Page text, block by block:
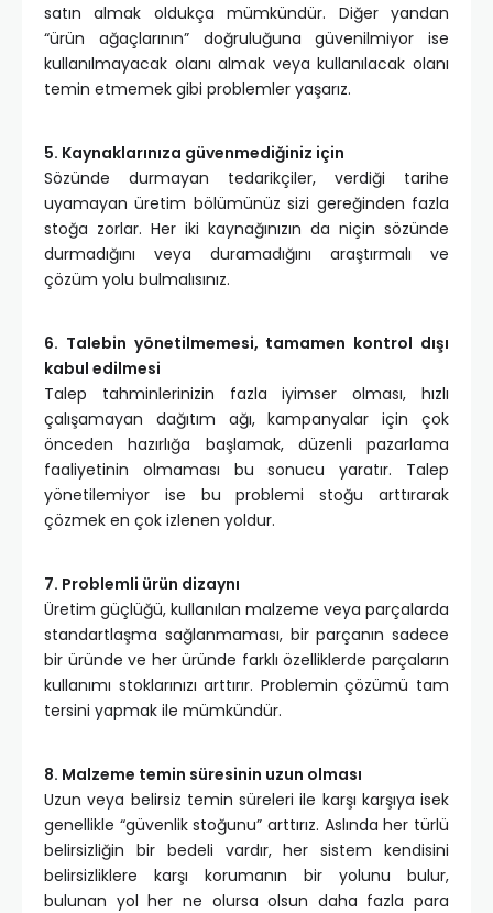
satın almak oldukça mümkündür. Diğer yandan
“ürün ağaçlarının” doğruluğuna güvenilmiyor ise
kullanılmayacak olanı almak veya kullanılacak olanı
temin etmemek gibi problemler yaşarız.
5. Kaynaklarınıza güvenmediğiniz için
Sözünde durmayan tedarikçiler, verdiği tarihe
uyamayan üretim bölümünüz sizi gereğinden fazla
stoğa zorlar. Her iki kaynağınızın da niçin sözünde
durmadığını veya duramadığını araştırmalı ve
çözüm yolu bulmalısınız.
6. Talebin yönetilmemesi, tamamen kontrol dışı
kabul edilmesi
Talep tahminlerinizin fazla iyimser olması, hızlı
çalışamayan dağıtım ağı, kampanyalar için çok
önceden hazırlığa başlamak, düzenli pazarlama
faaliyetinin olmaması bu sonucu yaratır. Talep
yönetilemiyor ise bu problemi stoğu arttırarak
çözmek en çok izlenen yoldur.
7. Problemli ürün dizaynı
Üretim güçlüğü, kullanılan malzeme veya parçalarda
standartlaşma sağlanmaması, bir parçanın sadece
bir üründe ve her üründe farklı özelliklerde parçaların
kullanımı stoklarınızı arttırır. Problemin çözümü tam
tersini yapmak ile mümkündür.
8. Malzeme temin süresinin uzun olması
Uzun veya belirsiz temin süreleri ile karşı karşıya isek
genellikle “güvenlik stoğunu” arttırız. Aslında her türlü
belirsizliğin bir bedeli vardır, her sistem kendisini
belirsizliklere karşı korumanın bir yolunu bulur,
bulunan yol her ne olursa olsun daha fazla para